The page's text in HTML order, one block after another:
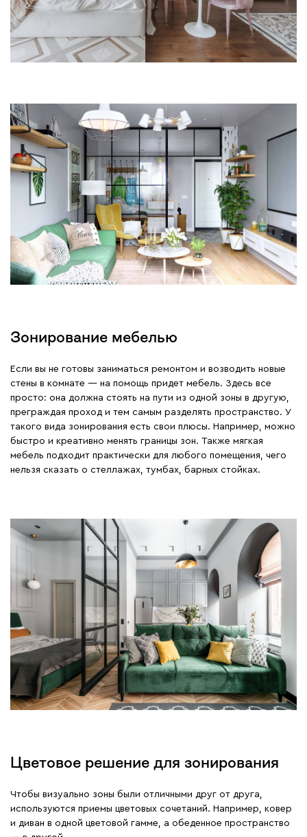
Зонирование мебелью
Если вы не готовы заниматься ремонтом и возводить новые
стены в комнате — на помощь придет мебель. Здесь все
просто: она должна стоять на пути из одной зоны в другую,
преграждая проход и тем самым разделять пространство. У
такого вида зонирования есть свои плюсы. Например, можно
быстро и креативно менять границы зон. Также мягкая
мебель подходит практически для любого помещения, чего
нельзя сказать о стеллажах, тумбах, барных стойках.
Цветовое решение для зонирования
Чтобы визуально зоны были отличными друг от друга,
используются приемы цветовых сочетаний. Например, ковер
и диван в одной цветовой гамме, а обеденное пространство